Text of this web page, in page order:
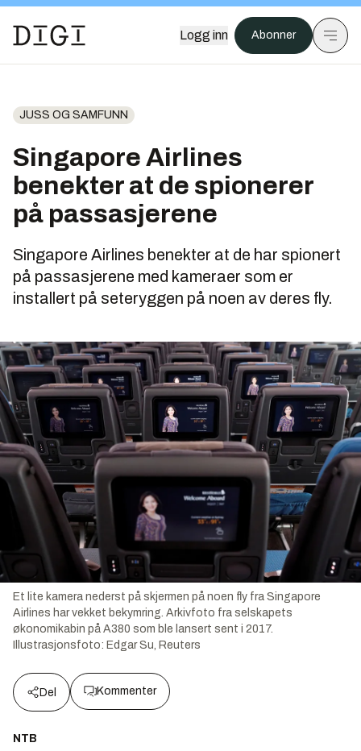
Logg inn Abonner
JUSS OG SAMFUNN
Singapore Airlines
benekter at de spionerer
på passasjerene
Singapore Airlines benekter at de har spionert
på passasjerene med kameraer som er
installert på seteryggen på noen av deres fly.
Et lite kamera nederst på skjermen på noen fly fra Singapore
Airlines har vekket bekymring. Arkivfoto fra selskapets
økonomikabin på A380 som ble lansert sent i 2017.
Illustrasjonsfoto: Edgar Su, Reuters
Del Kommenter
NTB